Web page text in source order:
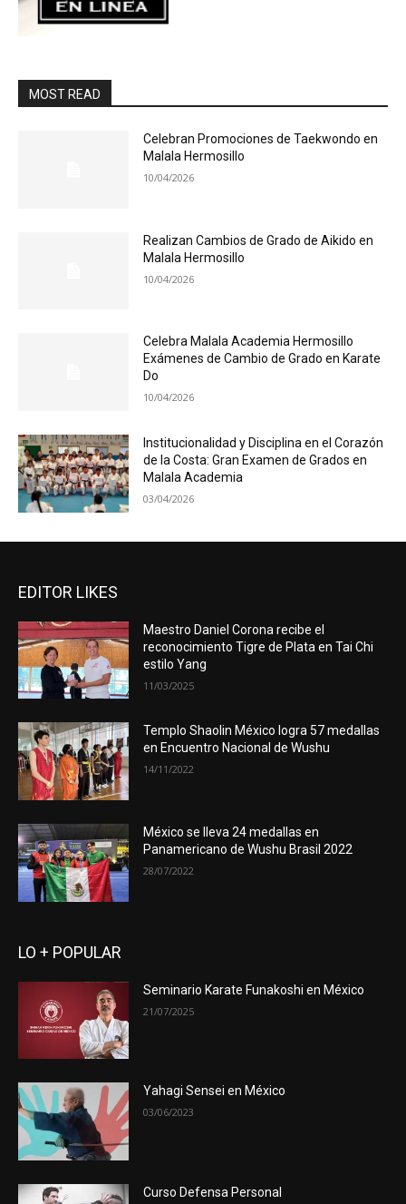
MOST READ
Celebran Promociones de Taekwondo en
Malala Hermosillo
10/04/2026
Realizan Cambios de Grado de Aikido en
Malala Hermosillo
10/04/2026
Celebra Malala Academia Hermosillo
Exámenes de Cambio de Grado en Karate
Do
10/04/2026
Institucionalidad y Disciplina en el Corazón
de la Costa: Gran Examen de Grados en
Malala Academia
03/04/2026
EDITOR LIKES
Maestro Daniel Corona recibe el
reconocimiento Tigre de Plata en Tai Chi
estilo Yang
11/03/2025
Templo Shaolin México logra 57 medallas
en Encuentro Nacional de Wushu
14/11/2022
México se lleva 24 medallas en
Panamericano de Wushu Brasil 2022
28/07/2022
LO + POPULAR
Seminario Karate Funakoshi en México
21/07/2025
Yahagi Sensei en México
03/06/2023
Curso Defensa Personal